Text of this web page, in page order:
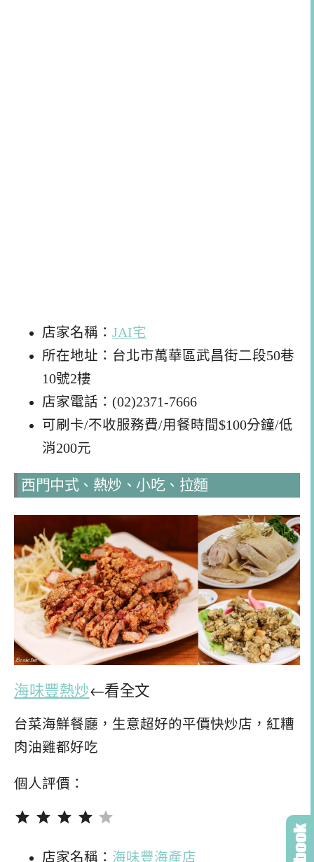
店家名稱： JAI宅
所在地址：台北市萬華區武昌街二段50巷
10號2樓
店家電話：(02)2371-7666
可刷卡/不收服務費/用餐時間$100分鐘/低
消200元
西門中式、熱炒、小吃、拉麵
海味豐熱炒←看全文
台菜海鮮餐廳，生意超好的平價快炒店，紅糟
肉油雞都好吃
個人評價：
店家名稱： 海味豐海產店